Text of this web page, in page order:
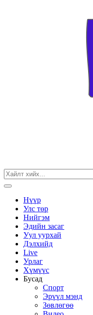
Нүүр
Улс төр
Нийгэм
Эдийн засаг
Уул уурхай
Дэлхийд
Live
Урлаг
Хүмүүс
Бусад
Спорт
Эрүүл мэнд
Зөвлөгөө